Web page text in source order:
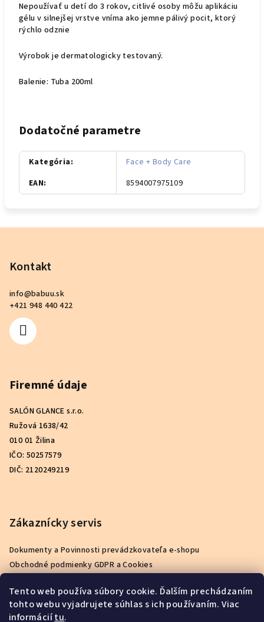
Tento web používa súbory cookie. Ďalším prechádzaním
tohto webu vyjadrujete súhlas s ich používaním. Viac
informáciítu.
Nepoužívať u detí do 3 rokov, citlivé osoby môžu aplikáciu
gélu v silnejšej vrstve vníma ako jemne pálivý pocit, ktorý
rýchlo odznie
Výrobok je dermatologicky testovaný.
Balenie: Tuba 200ml
Dodatočné parametre
Kategória:
Face + Body Care
EAN: 8594007975109
Kontakt
info@babuu.sk
+421 948 440 422
Firemné údaje
SALÓN GLANCE s.r.o.
Ružová 1638/42
010 01 Žilina
IČO: 50257579
DIČ: 2120249219
Zákaznícky servis
Dokumenty a Povinnosti prevádzkovateľa e-shopu
Obchodné podmienky GDPR a Cookies
Reklamačný poriadok
Ako nakupovať